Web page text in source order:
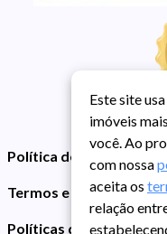
Política de Privacidade
Termos e Condições de
Políticas de Cookies
Este site
imóveis
você. Ao
com nossa
aceita os
relação